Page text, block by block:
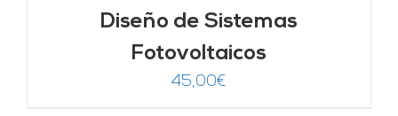
Diseño de Sistemas
Fotovoltaicos
45,00€